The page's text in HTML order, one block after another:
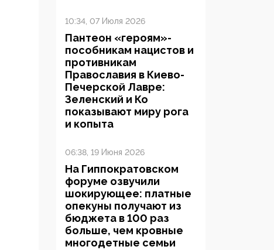
10:34, 07 Июля 2026
Пантеон «героям»-
пособникам нацистов и
противникам
Православия в Киево-
Печерской Лавре:
Зеленский и Ко
показывают миру рога
и копыта
06:38, 19 Июня 2026
На Гиппократовском
форуме озвучили
шокирующее: платные
опекуны получают из
бюджета в 100 раз
больше, чем кровные
многодетные семьи